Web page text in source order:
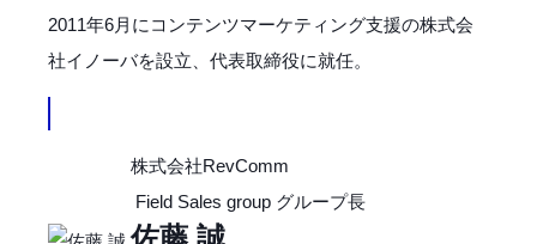
2011年6月にコンテンツマーケティング支援の株式会
社イノーバを設立、代表取締役に就任。
株式会社RevComm
Field Sales group グループ長
佐藤 誠